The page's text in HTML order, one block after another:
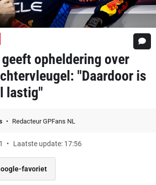
opheldering over
"Daardoor is
lastig"
Redacteur GPFans NL
Laatste update: 17:56
favoriet